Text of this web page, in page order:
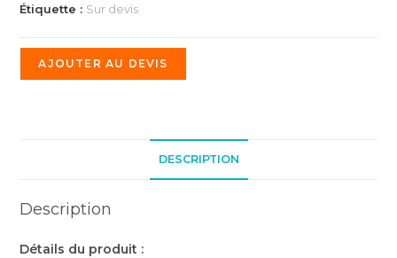
Étiquette : Sur devis
AJOUTER AU DEVIS
DESCRIPTION
Description
Détails du produit :